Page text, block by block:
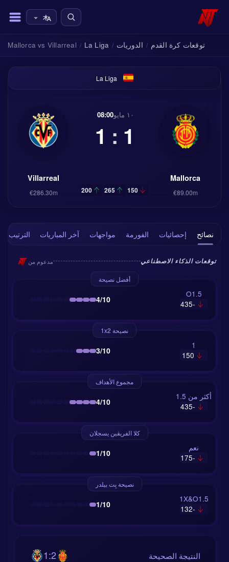
توقعات كرة القدم / الدوريات /
La Liga
/
Mallorca vs Villarreal
La Liga
Mallorca
€89.00m
١٠ مايو 08:00
1
:
1
150
265
200
Villarreal
€286.30m
نصائح إحصائيات الفورمة مواجهات آخر المباريات الترتيب
توقعات الذكاء الاصطناعي مدعوم من
أفضل نصيحة
O1.5
-435
4/10
نصيحة 1x2
1
150
3/10
مجموع الأهداف
أكثر من 1.5
-435
4/10
كلا الفريقين يسجلان
نعم
-175
1/10
نصيحة بِت بيلدر
1X&O1.5
-132
1/10
النتيجة الصحيحة 1:2